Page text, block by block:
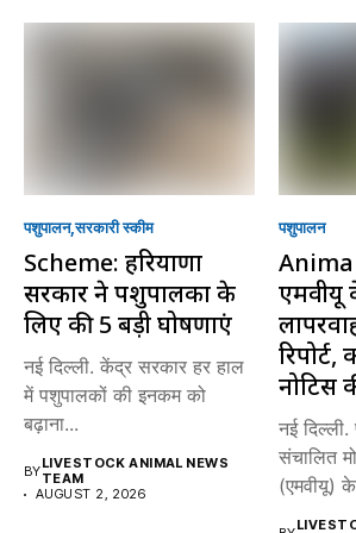
पशुपालन सरकारी स्की‍म
Scheme: हरियाणा
सरकार ने पशुपालकों के
लिए की 5 बड़ी घोषणाएं
नई दिल्ली. केंद्र सरकार हर हाल
में पशुपालकों की इनकम को
बढ़ाना...
BYLIVESTOCK ANIMAL NEWS
TEAM
AUGUST 2, 2026
पशुपालन
एमवीयू
नोटिस
नई दिल्ली.
संचालित
(एमवीयू) के